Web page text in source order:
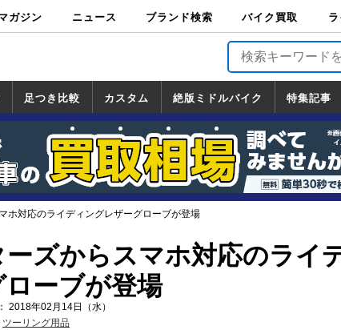
ガジン ニュース ブランド検索 バイク買取
バイク買取
ラ
バ
バ
フ
バ
ロ
バ
足つき比較 カスタム
カスタム
一覧
ホンダ
ヤマハ
スズキ
カワサキ
絶版ミドルバイク
絶版ミドルバイク
一覧
ホンダ
ヤマハ
スズキ
カワサキ
特集記事
道の駅調査隊
ツーリング情報局
日本の道50選
国道めぐり
林道ツーリング
ホ対応のライディングレザーグローブが登場
ズからスマホ対応のライ
ーブが登場
2018年02月14日（水）
ツーリング用品